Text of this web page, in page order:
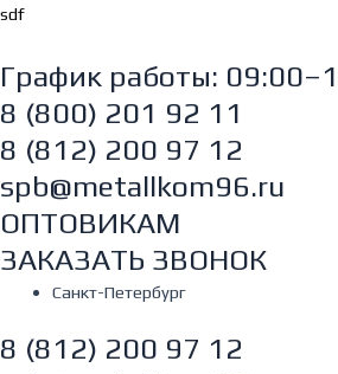
Перейти
содержимому
sdf
График работы:
8 (800) 201 92 11
8 (812) 200 97 12
spb@metallkom96.ru
ОПТОВИКАМ
ЗАКАЗАТЬ ЗВОНОК
Санкт-Петербург
8 (812) 200 97 12